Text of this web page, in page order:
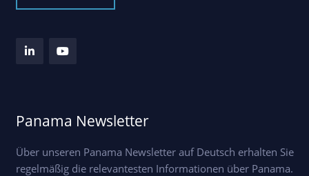
Panama Newsletter
Über unseren Panama Newsletter auf Deutsch erhalten Sie
regelmäßig die relevantesten Informationen über Panama.